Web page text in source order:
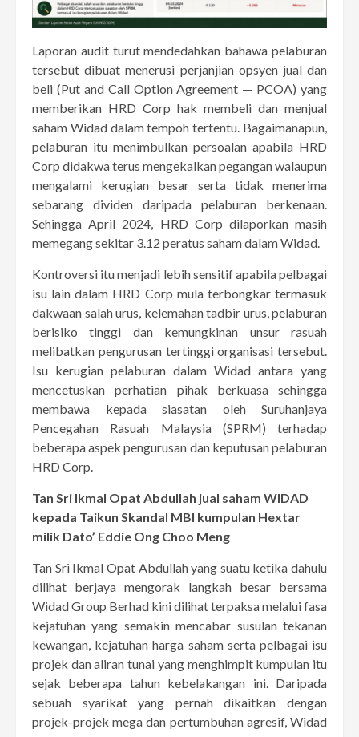
Laporan audit turut mendedahkan bahawa pelaburan
tersebut dibuat menerusi perjanjian opsyen jual dan
beli (Put and Call Option Agreement — PCOA) yang
memberikan HRD Corp hak membeli dan menjual
saham Widad dalam tempoh tertentu. Bagaimanapun,
pelaburan itu menimbulkan persoalan apabila HRD
Corp didakwa terus mengekalkan pegangan walaupun
mengalami kerugian besar serta tidak menerima
sebarang dividen daripada pelaburan berkenaan.
Sehingga April 2024, HRD Corp dilaporkan masih
memegang sekitar 3.12 peratus saham dalam Widad.
Kontroversi itu menjadi lebih sensitif apabila pelbagai
isu lain dalam HRD Corp mula terbongkar termasuk
dakwaan salah urus, kelemahan tadbir urus, pelaburan
berisiko tinggi dan kemungkinan unsur rasuah
melibatkan pengurusan tertinggi organisasi tersebut.
Isu kerugian pelaburan dalam Widad antara yang
mencetuskan perhatian pihak berkuasa sehingga
membawa kepada siasatan oleh Suruhanjaya
Pencegahan Rasuah Malaysia (SPRM) terhadap
beberapa aspek pengurusan dan keputusan pelaburan
HRD Corp.
Tan Sri Ikmal Opat Abdullah jual saham WIDAD
kepada Taikun Skandal MBI kumpulan Hextar
milik Dato’ Eddie Ong Choo Meng
Tan Sri Ikmal Opat Abdullah yang suatu ketika dahulu
dilihat berjaya mengorak langkah besar bersama
Widad Group Berhad kini dilihat terpaksa melalui fasa
kejatuhan yang semakin mencabar susulan tekanan
kewangan, kejatuhan harga saham serta pelbagai isu
projek dan aliran tunai yang menghimpit kumpulan itu
sejak beberapa tahun kebelakangan ini. Daripada
sebuah syarikat yang pernah dikaitkan dengan
projek-projek mega dan pertumbuhan agresif, Widad